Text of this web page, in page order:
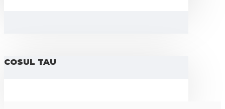
COSUL TAU